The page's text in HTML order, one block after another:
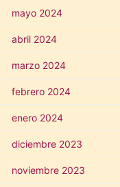
mayo 2024
abril 2024
marzo 2024
febrero 2024
enero 2024
diciembre 2023
noviembre 2023